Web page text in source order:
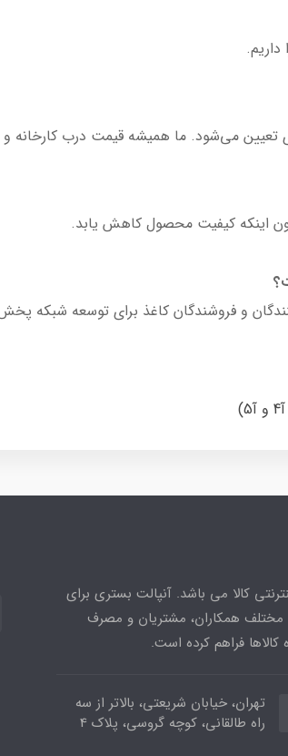
می‌شود. ما همیشه قیمت درب کارخانه و
اینکه کیفیت محصول کاهش یابد.
و فروشندگان کاغذ برای توسعه شبکه
کالا می باشد. آنپالت بستری برای
مختلف همکاران، مشتریان و مصرف
فراهم کرده است.
تهران، خیابان شریعتی، بالاتر از سه
راه طالقانی، کوچه گروسی، پلاک 4